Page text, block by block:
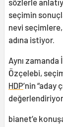
sözlerle
seçimin
nevi seçimlere,
adına istiyor.
Aynı
Özçelebi,
HDP’nin “aday
bianet’e